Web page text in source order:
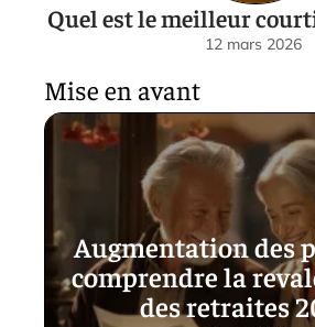
Quel est le meilleur
12 mars 2026
Mise en avant
Augmentation des
comprendre la
des retraites